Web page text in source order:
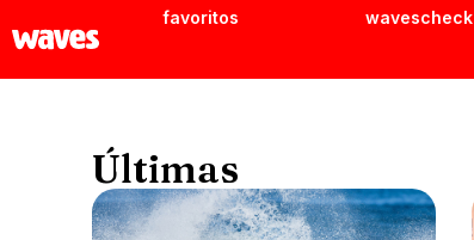
favoritos wavescheck
Últimas